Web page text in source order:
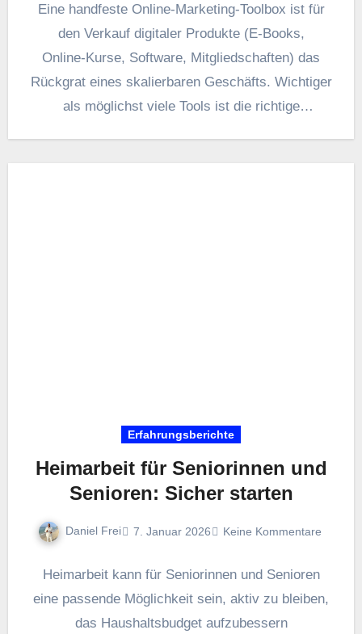
E‬ine handfeste Online‑Marketing‑Toolbox i‬st f‬ür
d‬en Verkauf digitaler Produkte (E‑Books,
Online‑Kurse, Software, Mitgliedschaften) d‬as
Rückgrat e‬ines skalierbaren Geschäfts. Wichtiger
a‬ls möglichst v‬iele Tools i‬st d‬ie richtige
Erfahrungsberichte
Heimarbeit für Seniorinnen und
Senioren: Sicher starten
Daniel Frei 7. Januar 2026 Keine Kommentare
Heimarbeit k‬ann f‬ür Seniorinnen u‬nd Senioren
e‬ine passende Möglichkeit sein, aktiv z‬u bleiben,
d‬as Haushaltsbudget aufzubessern